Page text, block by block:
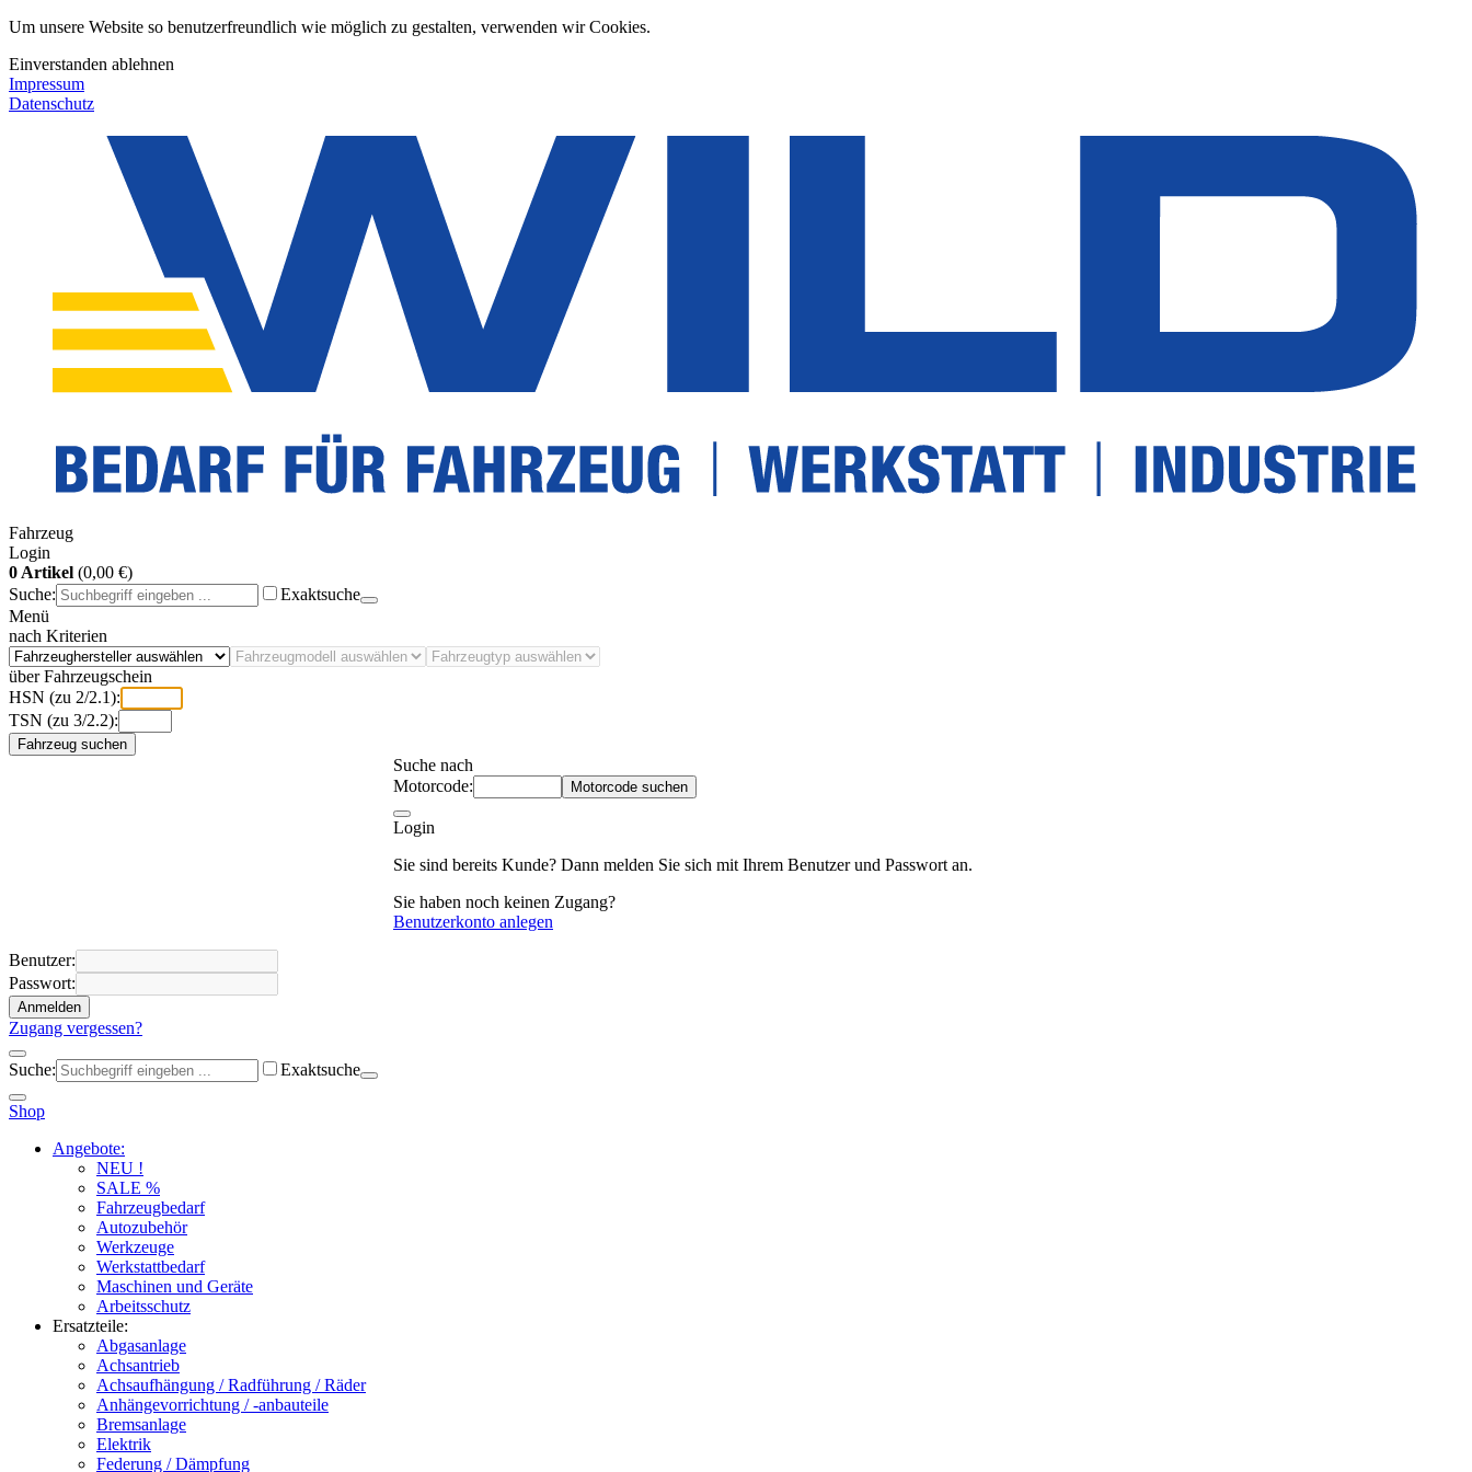
Um unsere Website so benutzerfreundlich wie möglich zu gestalten, verwenden wir Cookies.
Einverstanden ablehnen
Impressum
Datenschutz
Fahrzeug
Login
0 Artikel (0,00 €)
Suche:
Exaktsuche
Menü
nach Kriterien
über Fahrzeugschein
HSN (zu 2/2.1):
TSN (zu 3/2.2):
Fahrzeug suchen
Suche nach
Motorcode:
Motorcode suchen
Login
Sie sind bereits Kunde? Dann melden Sie sich mit Ihrem Benutzer und Passwort an.
Sie haben noch keinen Zugang?
Benutzerkonto anlegen
Benutzer:
Passwort:
Anmelden
Zugang vergessen?
Suche: Exaktsuche
Shop
Angebote:
NEU !
SALE %
Fahrzeugbedarf
Autozubehör
Werkzeuge
Werkstattbedarf
Maschinen und Geräte
Arbeitsschutz
Ersatzteile:
Abgasanlage
Achsantrieb
Achsaufhängung / Radführung / Räder
Anhängevorrichtung / -anbauteile
Bremsanlage
Elektrik
Federung / Dämpfung